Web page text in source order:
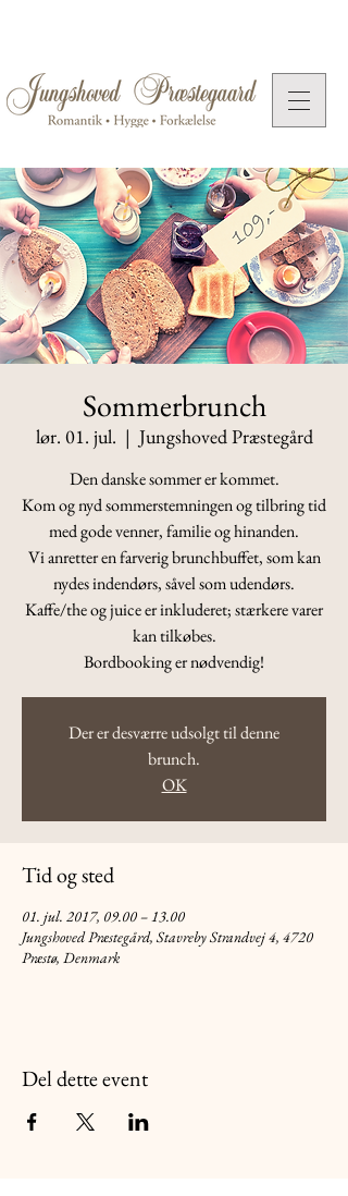
Sommerbrunch
lør. 01. jul.
  |
Jungshoved Præstegård
Den danske sommer er kommet.
Kom og nyd sommerstemningen og tilbring tid
med gode venner, familie og hinanden.
Vi anretter en farverig brunchbuffet, som kan
nydes indendørs, såvel som udendørs.
Kaffe/the og juice er inkluderet; stærkere varer
kan tilkøbes.
Bordbooking er nødvendig!
Der er desværre udsolgt til denne
brunch.
OK
Tid og sted
01. jul. 2017, 09.00 – 13.00
Jungshoved Præstegård, Stavreby Strandvej 4, 4720
Præstø, Denmark
Del dette event